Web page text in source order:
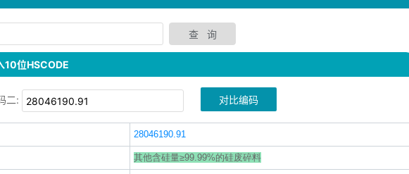
10位HSCODE
二: 对比编码
28046190.91
其他含硅量≥99.99%的硅废碎料